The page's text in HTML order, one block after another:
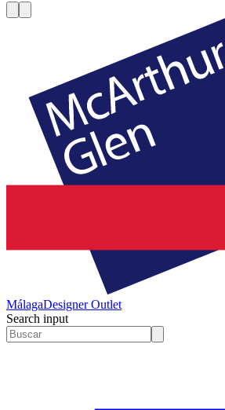
MálagaDesigner Outlet
Search input